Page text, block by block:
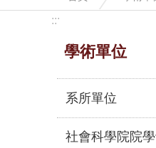
:::
學術單位
系所單位
社會科學院院